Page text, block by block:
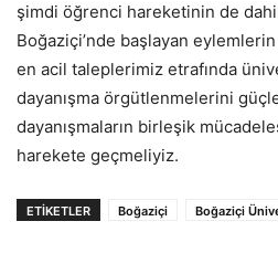
şimdi öğrenci hareketinin de
Boğaziçi’nde başlayan
en acil taleplerimiz etrafında
dayanışma örgütlenmelerini
dayanışmaların birleşik
harekete geçmeliyiz.
ETIKETLER Boğaziçi Boğaziçi